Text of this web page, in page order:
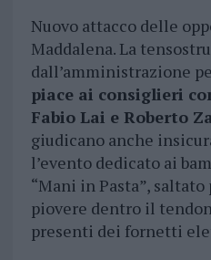
Nuovo attacco delle
Maddalena. La
dall’amministrazione
piace ai consiglieri
Fabio Lai e Roberto
giudicano anche
l’evento dedicato ai
“Mani in Pasta”,
piovere dentro il
presenti dei fornetti